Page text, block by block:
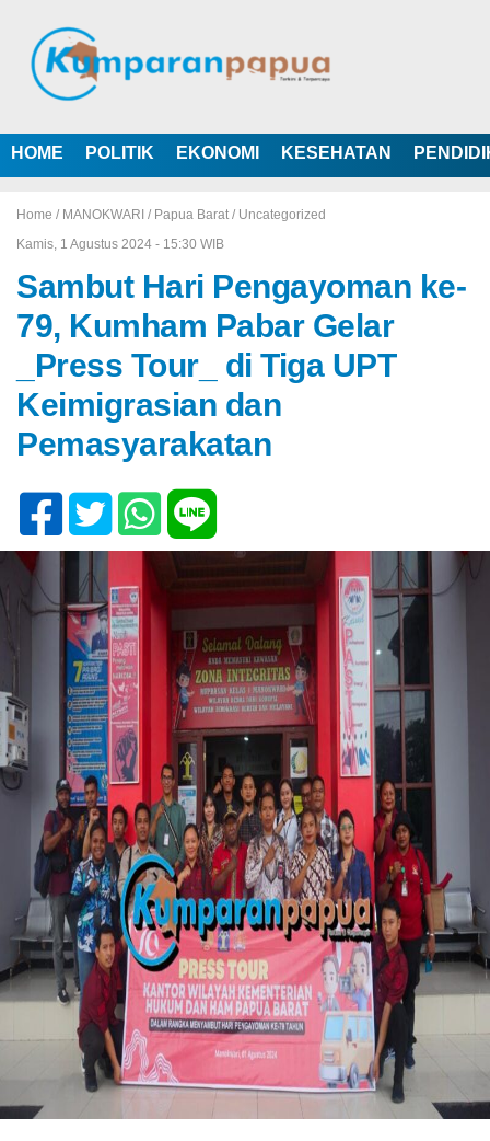
HOME POLITIK EKONOMI KESEHATAN
Home / MANOKWARI / Papua Barat / Uncategorized
Kamis, 1 Agustus 2024 - 15:30 WIB
Sambut Hari Pengayoman ke-
79, Kumham Pabar Gelar
_Press Tour_ di Tiga UPT
Keimigrasian dan
Pemasyarakatan